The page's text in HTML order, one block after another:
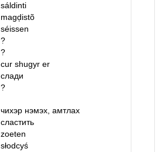
sáldinti
magḑistõ
séissen
?
?
cur shugyr er
слади
?
чихэр нэмэх, амтлах
сластить
zoeten
słodcyś